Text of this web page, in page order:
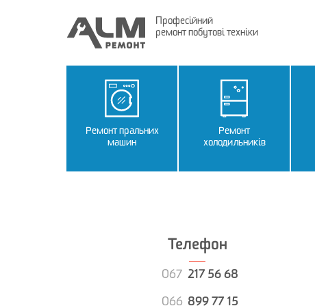
Професійний
ремонт побутові техніки
Ремонт пральних
машин
Ремонт
холодильників
Телефон
067 217 56 68
066 899 77 15